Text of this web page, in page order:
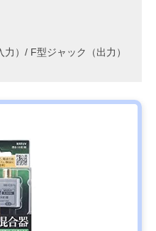
力）/ F型ジャック（出力）